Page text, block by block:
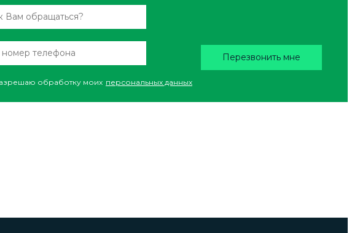
обработку моих персональных данных
Перезвонить мне